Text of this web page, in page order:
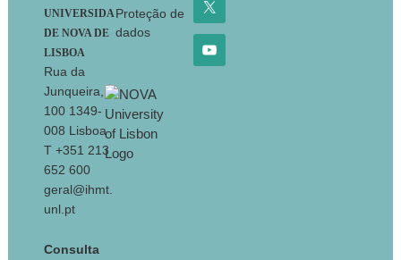
UNIVERSIDA
DE NOVA DE
LISBOA
Rua da
Junqueira,
100 1349-
008 Lisboa
T +351 213
652 600
geral@ihmt.
unl.pt
Consulta
Proteção de
dados